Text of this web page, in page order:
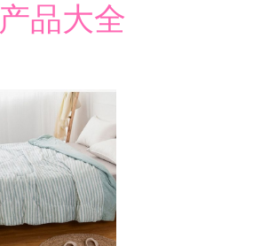
产品大全